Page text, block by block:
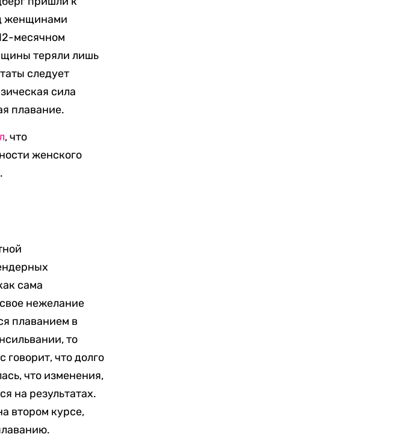
женщинами
месячном
теряли лишь
следует
сила
плавание.
, что
женского
сама
нежелание
плаванием в
то
что долго
что изменения,
на результатах.
втором курсе,